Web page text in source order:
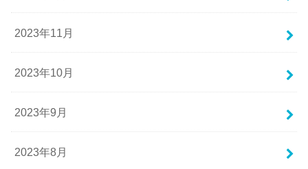
2023年11月
2023年10月
2023年9月
2023年8月